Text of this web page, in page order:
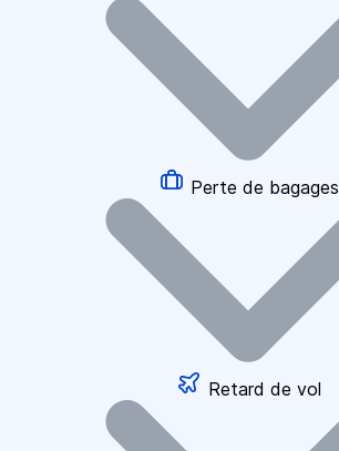
Perte de bagages
Retard de vol